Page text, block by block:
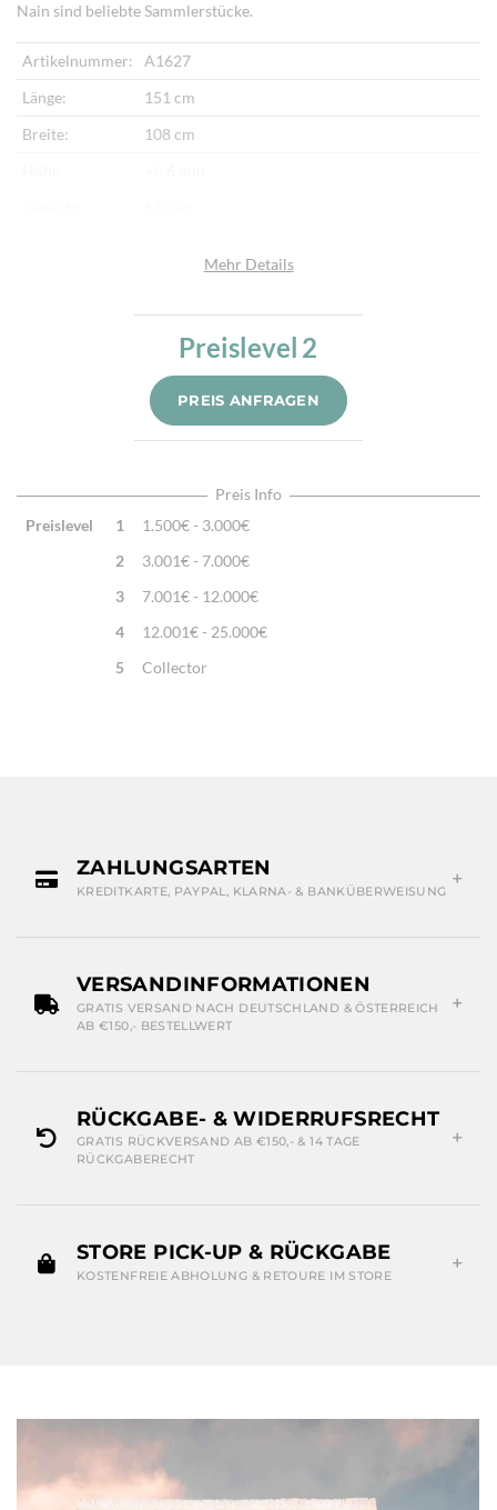
Nain sind beliebte Sammlerstücke.
Artikelnummer:
A1627
Länge:
151 cm
Breite:
108 cm
Baumwolle
1 Mio. /m²
Sehr fein per Hand geknüpft
Traditionelle Machart
Mehr Details
Preislevel 2
PREIS ANFRAGEN
Preis Info
Preislevel
1
1.500€ - 3.000€
2
3.001€ - 7.000€
3
7.001€ - 12.000€
4
12.001€ - 25.000€
5
Collector
ZAHLUNGSARTEN
KREDITKARTE, PAYPAL, KLARNA- & BANKÜBERWEISUNG
VERSANDINFORMATIONEN
GRATIS VERSAND NACH DEUTSCHLAND & ÖSTERREICH
AB €150,- BESTELLWERT
RÜCKGABE- & WIDERRUFSRECHT
GRATIS RÜCKVERSAND AB €150,- & 14 TAGE
RÜCKGABERECHT
STORE PICK-UP & RÜCKGABE
KOSTENFREIE ABHOLUNG & RETOURE IM STORE